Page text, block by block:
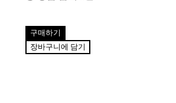
구매하기
장바구니에 담기